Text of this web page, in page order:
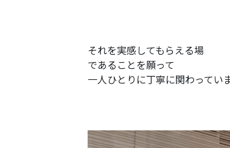
それを実感してもらえる場
であることを願って
一人ひとりに丁寧に関わってい